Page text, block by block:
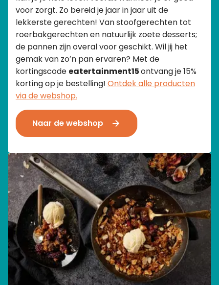
voor zorgt. Zo bereid je jaar in jaar uit de
lekkerste gerechten! Van stoofgerechten tot
roerbakgerechten en natuurlijk zoete desserts;
de pannen zijn overal voor geschikt. Wil jij het
gemak van zo’n pan ervaren? Met de
kortingscode eatertainment15ontvang je 15%
korting op je bestelling! Ontdek alle producten
via de webshop.
Naar de webshop